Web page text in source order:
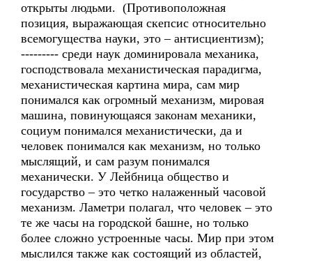
открыты людьми. (Противоположная
позиция, выражающая скепсис относительно
всемогущества науки, это – антисциентизм);
--------- среди наук доминировала механика,
господствовала механистическая парадигма,
механистическая картина мира, сам мир
понимался как огромный механизм, мировая
машина, повинующаяся законам механики,
социум понимался механистически, да и
человек понимался как механизм, но только
мыслящий, и сам разум понимался
механически. У Лейбница общество и
государство – это четко налаженный часовой
механизм. Ламетри полагал, что человек – это
те же часы на городской башне, но только
более сложно устроенные часы. Мир при этом
мыслился также как состоящий из областей,